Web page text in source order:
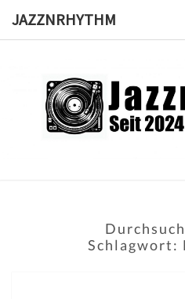
JAZZNRHYTHM
Schlagwort: